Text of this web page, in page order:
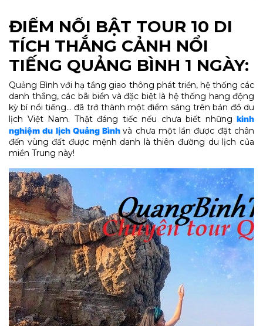
ĐIỂM NỔI BẬT TOUR 10 DI
TÍCH THẮNG CẢNH NỔI
TIẾNG QUẢNG BÌNH 1 NGÀY:
Quảng Bình với hạ tầng giao thông phát triển, hệ thống các
danh thắng, các bãi biển và đặc biệt là hệ thống hang động
kỳ bí nổi tiếng… đã trở thành một điểm sáng trên bản đồ du
lịch Việt Nam. Thật đáng tiếc nếu chưa biết những kinh
nghiệm du lịch Quảng Bìnhvà chưa một lần được đặt chân
đến vùng đất được mệnh danh là thiên đường du lịch của
miền Trung này!